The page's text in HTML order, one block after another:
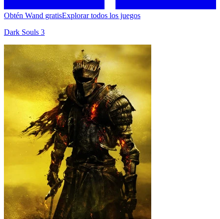
Obtén Wand gratisExplorar todos los juegos
Dark Souls 3